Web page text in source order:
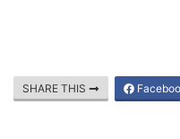
SHARE THIS